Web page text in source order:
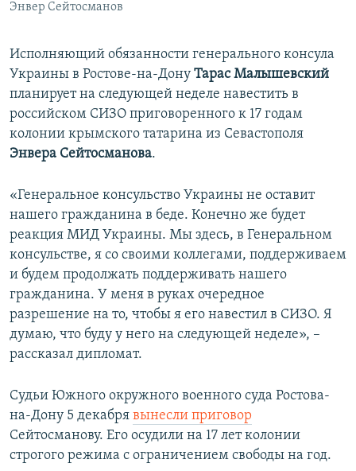
УКРАИНСКАЯ ПРОБЛЕМА КРЫМА
Энвер Сейтосманов
Исполняющий обязанности генерального консула
Украины в Ростове-на-Дону Тарас Малышевский
планирует на следующей неделе навестить в
российском СИЗО приговоренного к 17 годам
колонии крымского татарина из Севастополя
Энвера Сейтосманова.
«Генеральное консульство Украины не оставит
нашего гражданина в беде. Конечно же будет
реакция МИД Украины. Мы здесь, в Генеральном
консульстве, я со своими коллегами, поддерживаем
и будем продолжать поддерживать нашего
гражданина. У меня в руках очередное
разрешение на то, чтобы я его навестил в СИЗО. Я
думаю, что буду у него на следующей неделе», –
рассказал дипломат.
Судьи Южного окружного военного суда Ростова-
на-Дону 5 декабря вынесли приговор
Сейтосманову. Его осудили на 17 лет колонии
строгого режима с ограничением свободы на год.